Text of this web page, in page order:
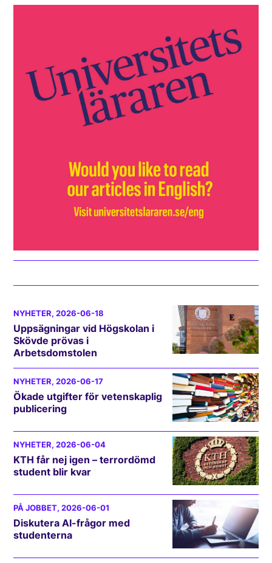
NYHETER, 2026-06-18
Uppsägningar vid Högskolan i
Skövde prövas i
Arbetsdomstolen
NYHETER, 2026-06-17
Ökade utgifter för vetenskaplig
publicering
NYHETER, 2026-06-04
KTH får nej igen – terrordömd
student blir kvar
PÅ JOBBET, 2026-06-01
Diskutera AI-frågor med
studenterna